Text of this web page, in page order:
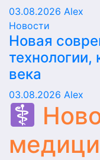
03.08.2026 Alex
Новости
Новая
технологии,
века
03.08.2026 Alex